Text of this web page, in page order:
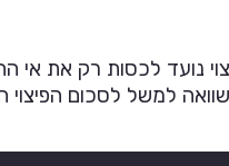
נועד לכסות רק את אי
למשל לסכום